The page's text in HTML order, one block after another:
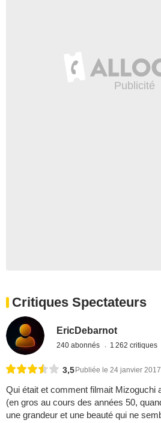
Critiques Spectateurs
EricDebarnot
240 abonnés 1 262 critiques
3,5 Publiée le 24 janvier 2017
Qui était et comment filmait Mizoguchi
(en gros au cours des années 50,
une grandeur et une beauté qui ne